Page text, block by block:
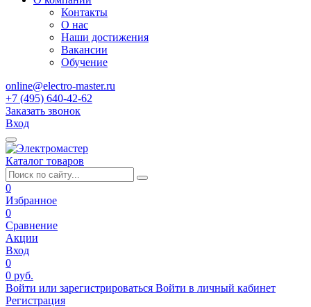
Контакты
О нас
Наши достижения
Вакансии
Обучение
online@electro-master.ru
+7 (495) 640-42-62
Заказать звонок
Вход
Каталог товаров
0
Избранное
0
Сравнение
Акции
Вход
0
0 руб.
Войти или зарегистрироваться Войти в личный кабинет
Регистрация